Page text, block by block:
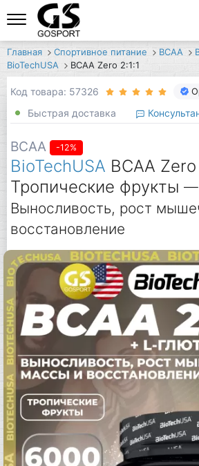
Главная Спортивное питание BCAA
BioTechUSA
BCAA Zero 2:1:1
Код товара: 57326
Быстрая доставка
BCAA -12%
BioTechUSA BCAA
Тропические фрукты —
Выносливость, рост
восстановление